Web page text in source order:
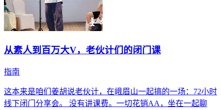
从素人到百万大V，老伙计们的闭门课
指南
这本来是咱们姜胡说老伙计，在峨眉山一起搞的一场：72小时
线下闭门分享会。 没有讲课费。一切花销AA，坐在一起聊